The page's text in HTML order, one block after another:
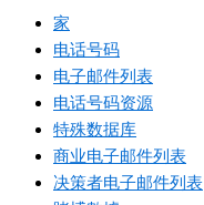
家
电话号码
电子邮件列表
电话号码资源
特殊数据库
商业电子邮件列表
决策者电子邮件列表